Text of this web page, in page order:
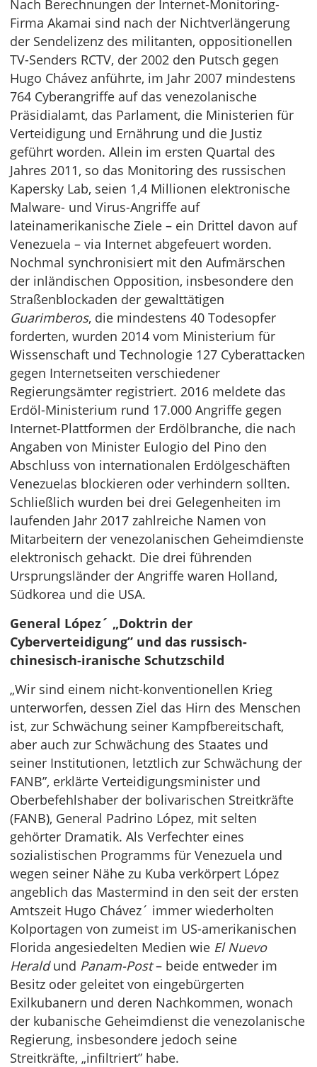
Nach Berechnungen der Internet-Monitoring-
Firma Akamai sind nach der Nichtverlängerung
der Sendelizenz des militanten, oppositionellen
TV-Senders RCTV, der 2002 den Putsch gegen
Hugo Chávez anführte, im Jahr 2007 mindestens
764 Cyberangriffe auf das venezolanische
Präsidialamt, das Parlament, die Ministerien für
Verteidigung und Ernährung und die Justiz
geführt worden. Allein im ersten Quartal des
Jahres 2011, so das Monitoring des russischen
Kapersky Lab, seien 1,4 Millionen elektronische
Malware- und Virus-Angriffe auf
lateinamerikanische Ziele – ein Drittel davon auf
Venezuela – via Internet abgefeuert worden.
Nochmal synchronisiert mit den Aufmärschen
der inländischen Opposition, insbesondere den
Straßenblockaden der gewalttätigen
Guarimberos, die mindestens 40 Todesopfer
forderten, wurden 2014 vom Ministerium für
Wissenschaft und Technologie 127 Cyberattacken
gegen Internetseiten verschiedener
Regierungsämter registriert. 2016 meldete das
Erdöl-Ministerium rund 17.000 Angriffe gegen
Internet-Plattformen der Erdölbranche, die nach
Angaben von Minister Eulogio del Pino den
Abschluss von internationalen Erdölgeschäften
Venezuelas blockieren oder verhindern sollten.
Schließlich wurden bei drei Gelegenheiten im
laufenden Jahr 2017 zahlreiche Namen von
Mitarbeitern der venezolanischen Geheimdienste
elektronisch gehackt. Die drei führenden
Ursprungsländer der Angriffe waren Holland,
Südkorea und die USA.
General López´ „Doktrin der
Cyberverteidigung” und das russisch-
chinesisch-iranische Schutzschild
„Wir sind einem nicht-konventionellen Krieg
unterworfen, dessen Ziel das Hirn des Menschen
ist, zur Schwächung seiner Kampfbereitschaft,
aber auch zur Schwächung des Staates und
seiner Institutionen, letztlich zur Schwächung der
FANB”, erklärte Verteidigungsminister und
Oberbefehlshaber der bolivarischen Streitkräfte
(FANB), General Padrino López, mit selten
gehörter Dramatik. Als Verfechter eines
sozialistischen Programms für Venezuela und
wegen seiner Nähe zu Kuba verkörpert López
angeblich das Mastermind in den seit der ersten
Amtszeit Hugo Chávez´ immer wiederholten
Kolportagen von zumeist im US-amerikanischen
Florida angesiedelten Medien wie El Nuevo
Heraldund Panam-Post– beide entweder im
Besitz oder geleitet von eingebürgerten
Exilkubanern und deren Nachkommen, wonach
der kubanische Geheimdienst die venezolanische
Regierung, insbesondere jedoch seine
Streitkräfte, „infiltriert” habe.